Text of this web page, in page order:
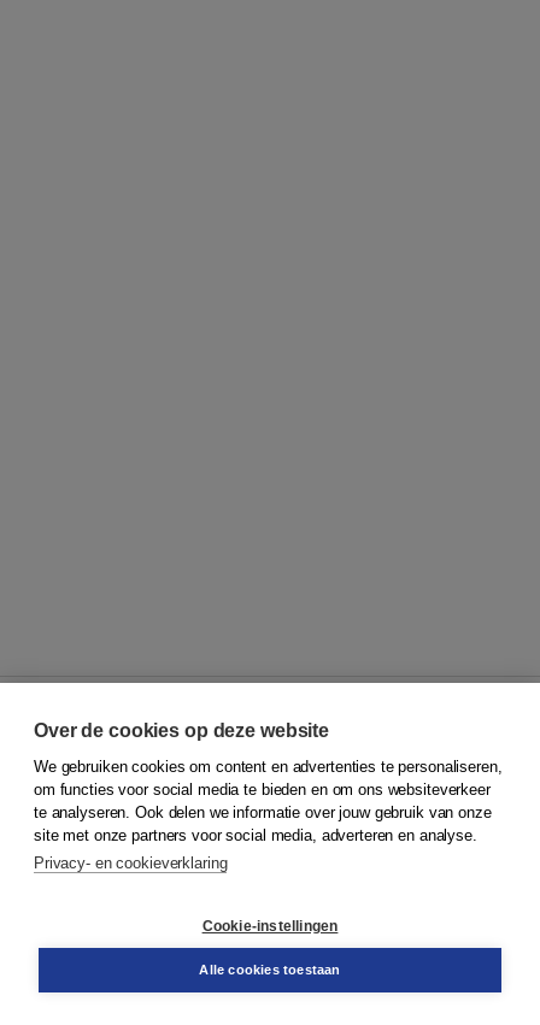
© 2026Koninklijke Boom uitgevers
Klantenservice
Service & informatie
Contact
Over de cookies op deze website
We gebruiken cookies om content en advertenties te personaliseren,
om functies voor social media te bieden en om ons websiteverkeer
te analyseren. Ook delen we informatie over jouw gebruik van onze
site met onze partners voor social media, adverteren en analyse.
Privacy- en cookieverklaring
Cookie-instellingen
Alle cookies toestaan